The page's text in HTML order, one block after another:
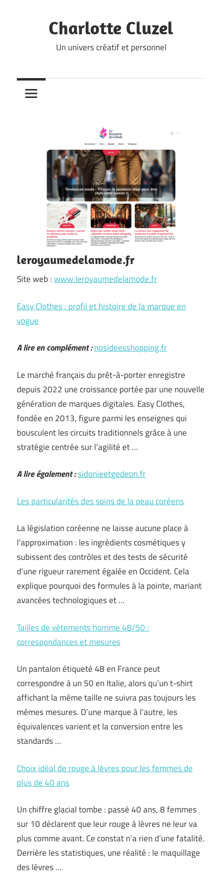
Charlotte Cluzel
Un univers créatif et personnel
leroyaumedelamode.fr
Site web :www.leroyaumedelamode.fr
Easy Clothes : profil et histoire de la marque en
vogue
A lire en complément :nosideesshopping.fr
Le marché français du prêt-à-porter enregistre
depuis 2022 une croissance portée par une nouvelle
génération de marques digitales. Easy Clothes,
fondée en 2013, figure parmi les enseignes qui
bousculent les circuits traditionnels grâce à une
stratégie centrée sur l’agilité et …
A lire également :sidonieetgedeon.fr
Les particularités des soins de la peau coréens
La législation coréenne ne laisse aucune place à
l’approximation : les ingrédients cosmétiques y
subissent des contrôles et des tests de sécurité
d’une rigueur rarement égalée en Occident. Cela
explique pourquoi des formules à la pointe, mariant
avancées technologiques et …
Tailles de vêtements homme 48/50 :
correspondances et mesures
Un pantalon étiqueté 48 en France peut
correspondre à un 50 en Italie, alors qu’un t-shirt
affichant la même taille ne suivra pas toujours les
mêmes mesures. D’une marque à l’autre, les
équivalences varient et la conversion entre les
standards …
Choix idéal de rouge à lèvres pour les femmes de
plus de 40 ans
Un chiffre glacial tombe : passé 40 ans, 8 femmes
sur 10 déclarent que leur rouge à lèvres ne leur va
plus comme avant. Ce constat n’a rien d’une fatalité.
Derrière les statistiques, une réalité : le maquillage
des lèvres …